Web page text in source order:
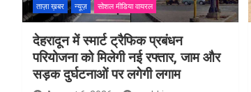
ताज़ा ख़बर
न्यूज़ सोशल मीडिया वायरल
देहरादून में स्मार्ट ट्रैफिक प्रबंधन
परियोजना को मिलेगी नई रफ्तार, जाम और
सड़क दुर्घटनाओं पर लगेगी लगाम